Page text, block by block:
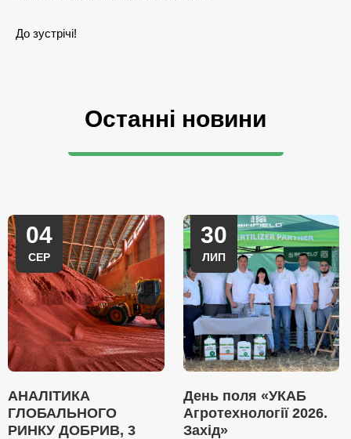
До зустрічі!
Останні новини
04
СЕР
АНАЛІТИКА
ГЛОБАЛЬНОГО
РИНКУ ДОБРИВ, 3
30
ЛИП
День поля «УКАБ
Агротехнології 2026.
Захід»